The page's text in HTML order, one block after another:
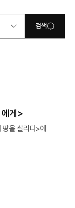
검색
게>
을 살리다>에